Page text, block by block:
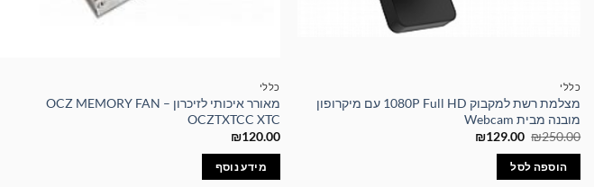
כללי
מצלמת רשת למקבוק 1080P Full HD עם מיקרופון
מובנה מבית Webcam
₪250.00
המחיר
היה:
₪250.00.
₪129.00
הוספה לסל
כללי
מאורר איכותי לזיכרון – OCZ MEMORY FAN
OCZTXTCC XTC
₪120.00
מידע נוסף